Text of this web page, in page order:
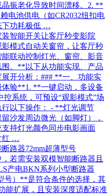
振老化导致时间漂移。2. **
电池供电（如CR2032纽扣电
下功耗极低 …
智能开关让客厅秒变影院
模式自动关窗帘，让客厅秒
联动控制灯光、窗帘、影音
。**以下从功能实现、产品
开分析：### **一、功能实
验**1. **一键启动，多设备
系统，可预设“观影模式”场
以下操作： - **灯光调节
沙发周边微光（如脚灯），
持灯光颜色同步电影画面
红 …
路器72mm超薄型号
若需安装双模智能断路器且
产电BKN系列小型断路器
号）**是符合条件的选择，其
能扩展，且安装深度适配标准